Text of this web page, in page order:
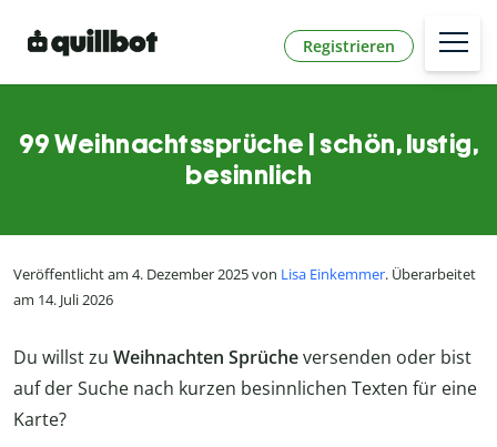
Registrieren
99 Weihnachtssprüche | schön, lustig,
besinnlich
Veröffentlicht am 4. Dezember 2025 von Lisa Einkemmer. Überarbeitet
am 14. Juli 2026
Du willst zu Weihnachten Sprücheversenden oder bist
auf der Suche nach kurzen besinnlichen Texten für eine
Karte?